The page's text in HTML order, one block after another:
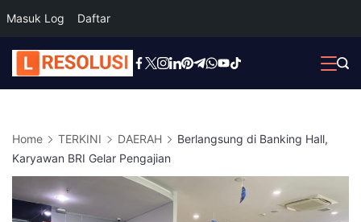
Masuk Log Daftar
Skip
to
Home TERKINI DAERAH
Berlangsung di Banking Hall,
Karyawan BRI Gelar Pengajian